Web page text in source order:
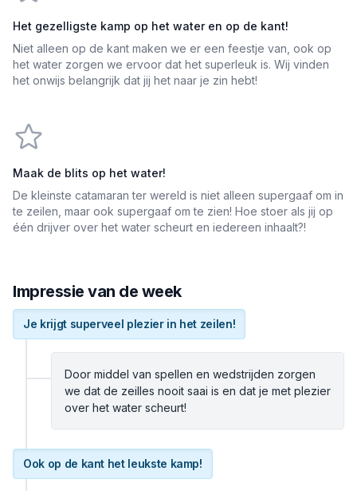
Het gezelligste kamp op het water en op de kant!
Niet alleen op de kant maken we er een feestje van, ook op
het water zorgen we ervoor dat het superleuk is. Wij vinden
het onwijs belangrijk dat jij het naar je zin hebt!
Maak de blits op het water!
De kleinste catamaran ter wereld is niet alleen supergaaf om in
te zeilen, maar ook supergaaf om te zien! Hoe stoer als jij op
één drijver over het water scheurt en iedereen inhaalt?!
Impressie van de week
Je krijgt superveel plezier in het zeilen!
Door middel van spellen en wedstrijden zorgen
we dat de zeilles nooit saai is en dat je met plezier
over het water scheurt!
Ook op de kant het leukste kamp!